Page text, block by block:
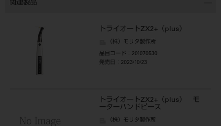
関連製品
トライオートZX2+（plus）
（株）モリタ製作所
品目コード ：201070530
発売日
：2023/10/23
トライオートZX2+（plus） モ
ーターハンドピース
（株）モリタ製作所